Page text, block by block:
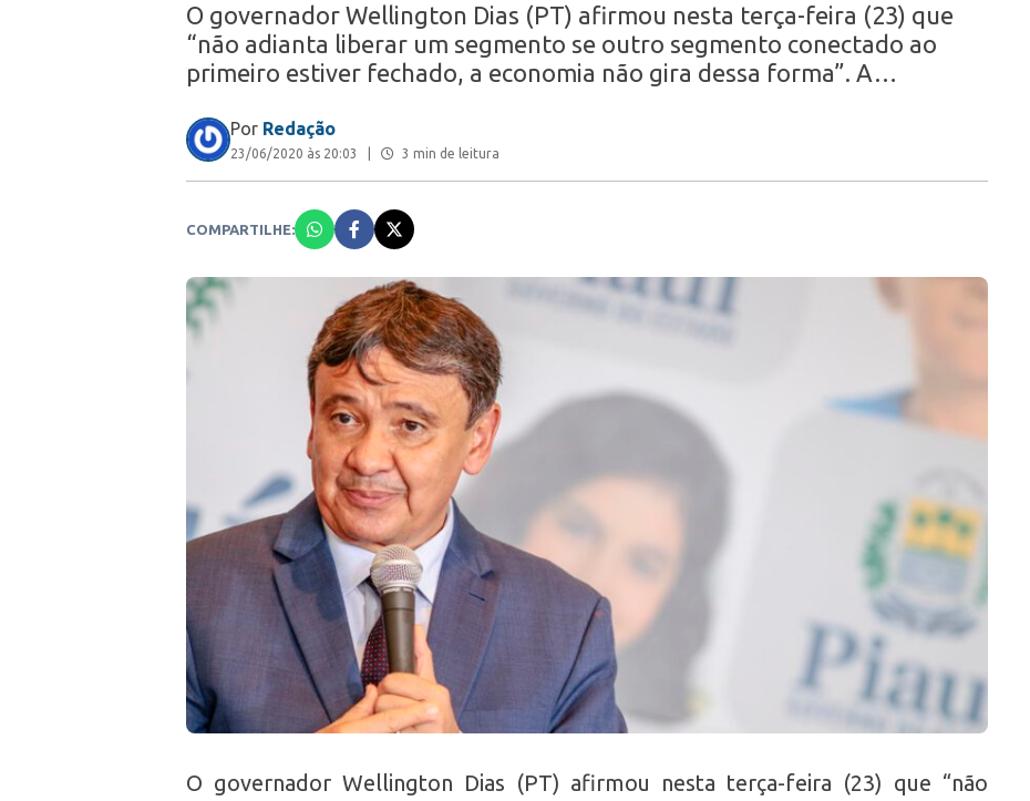
O governador Wellington Dias (PT) afirmou nesta terça-feira (23) que
“não adianta liberar um segmento se outro segmento conectado ao
primeiro estiver fechado, a economia não gira dessa forma”. A…
Por Redação
23/06/2020 às 20:03 3 min de leitura
COMPARTILHE:
O governador Wellington Dias (PT) afirmou nesta terça-feira (23) que “não